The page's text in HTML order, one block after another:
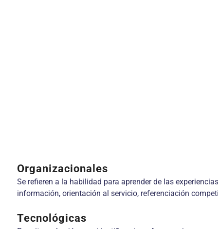
Organizacionales
Se refieren a la habilidad para aprender de las
información, orientación al servicio, referenciación
Tecnológicas